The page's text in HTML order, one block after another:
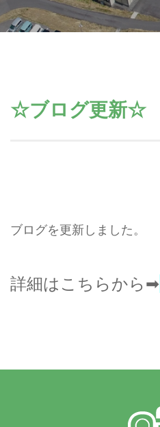
☆ブログ更新☆
ブログを更新しました。
詳細はこちらから➡